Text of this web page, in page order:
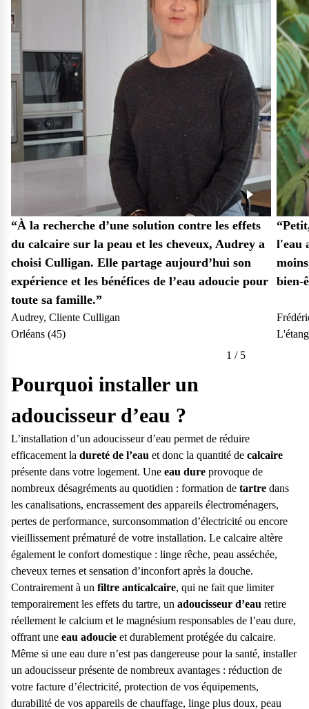
“À la recherche d’une solution contre les effets
du calcaire sur la peau et les cheveux, Audrey a
choisi Culligan. Elle partage aujourd’hui son
expérience et les bénéfices de l’eau adoucie pour
toute sa famille.”
Audrey, Cliente Culligan
Orléans (45)
l'eau
bien-
1 / 5
Pourquoi installer un
adoucisseur d’eau ?
L’installation d’un adoucisseur d’eau permet de réduire
efficacement la dureté de l’eau et donc la quantité de calcaire
présente dans votre logement. Une eau dure provoque de
nombreux désagréments au quotidien : formation de tartre dans
les canalisations, encrassement des appareils électroménagers,
pertes de performance, surconsommation d’électricité ou encore
vieillissement prématuré de votre installation. Le calcaire altère
également le confort domestique : linge rêche, peau asséchée,
cheveux ternes et sensation d’inconfort après la douche.
Contrairement à un filtre anticalcaire, qui ne fait que limiter
temporairement les effets du tartre, un adoucisseur d’eau retire
réellement le calcium et le magnésium responsables de l’eau dure,
offrant une eau adoucie et durablement protégée du calcaire.
Même si une eau dure n’est pas dangereuse pour la santé, installer
un adoucisseur présente de nombreux avantages : réduction de
votre facture d’électricité, protection de vos équipements,
durabilité de vos appareils de chauffage, linge plus doux, peau